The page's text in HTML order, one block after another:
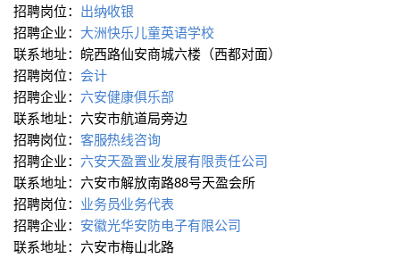
招聘岗位： 出纳∕收银
招聘企业： 大洲快乐儿童英语学校
联系地址：皖西路仙安商城六楼（西都对面）
招聘岗位： 会计
招聘企业： 六安健康俱乐部
联系地址：六安市航道局旁边
招聘岗位： 客服∕热线咨询
招聘企业： 六安天盈置业发展有限责任公司
联系地址：六安市解放南路88号天盈会所
招聘岗位： 业务员∕业务代表
招聘企业： 安徽光华安防电子有限公司
联系地址：六安市梅山北路